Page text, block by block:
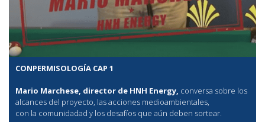
CONPERMISOLOGÍA CAP 1
Mario Marchese, director de HNH Energy, conversa sobre los
alcances del proyecto, las acciones medioambientales,
con la comunidadad y los desafíos que aún deben sortear.